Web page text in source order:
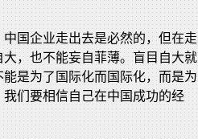
国企业走出去是必然的，但在走
，也不能妄自菲薄。盲目自大就
是为了国际化而国际化，而是为
们要相信自己在中国成功的经